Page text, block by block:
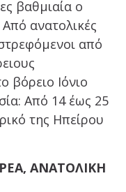
βαθμιαία ο
ανατολικές
από
βόρειο Ιόνιο
Από 14 έως 25
της Ηπείρου
ΑΝΑΤΟΛΙΚΗ